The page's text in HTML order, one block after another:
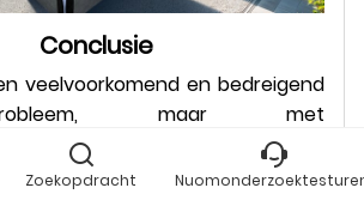
Conclusie
veelvoorkomend en bedreigend
maar met
management, de frequentie
van hoofdpijn kan effectief
Zoekopdracht